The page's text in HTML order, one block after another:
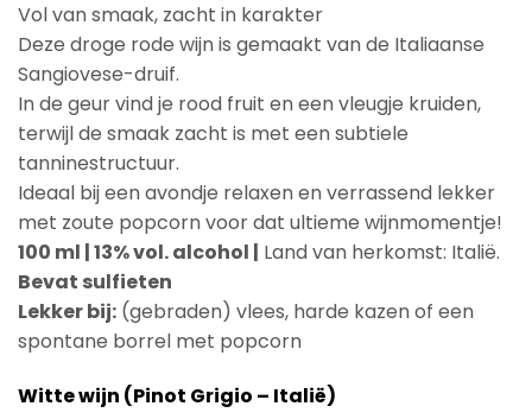
Vol van smaak, zacht in karakter
Deze droge rode wijn is gemaakt van de Italiaanse
Sangiovese-druif.
In de geur vind je rood fruit en een vleugje kruiden,
terwijl de smaak zacht is met een subtiele
tanninestructuur.
Ideaal bij een avondje relaxen en verrassend lekker
met zoute popcorn voor dat ultieme wijnmomentje!
100 ml | 13% vol. alcohol | Land van herkomst: Italië.
Bevat sulfieten
Lekker bij: (gebraden) vlees, harde kazen of een
spontane borrel met popcorn
Witte wijn (Pinot Grigio – Italië)